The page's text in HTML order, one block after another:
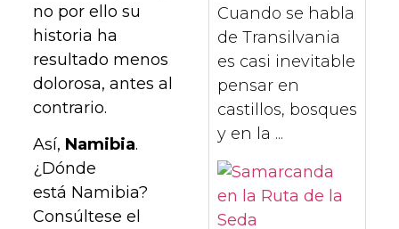
no por ello su
historia ha
resultado menos
dolorosa, antes al
contrario.
Así, Namibia.
¿Dónde
está Namibia?
Consúltese el
Cuando se habla
de Transilvania
es casi inevitable
pensar en
castillos, bosques
y en la ...